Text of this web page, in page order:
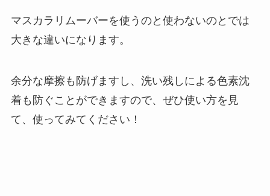
マスカラリムーバーを使うのと使わないのとでは
大きな違いになります。
余分な摩擦も防げますし、洗い残しによる色素沈
着も防ぐことができますので、ぜひ使い方を見
て、使ってみてください！